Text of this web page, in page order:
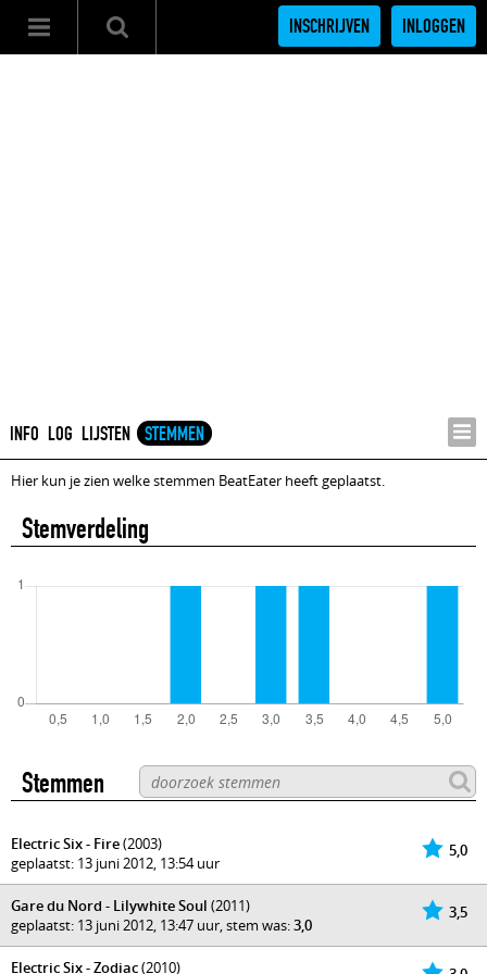
INSCHRIJVEN INLOGGEN
INFO LOG LIJSTEN STEMMEN
Hier kun je zien welke stemmen BeatEater heeft geplaatst.
Stemverdeling
Stemmen
5,0
Electric Six - Fire(2003)
geplaatst: 13 juni 2012, 13:54 uur
3,5
Gare du Nord - Lilywhite Soul (2011)
geplaatst: 13 juni 2012, 13:47 uur, stem was:3,0
Electric Six - Zodiac(2010)